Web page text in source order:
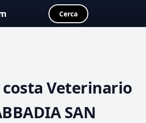
Cerca
Veterinario
SAN